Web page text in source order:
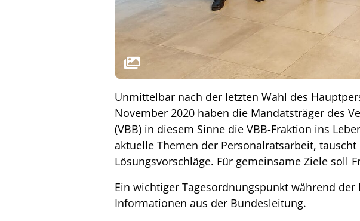
Unmittelbar nach der letzten Wahl des
November 2020 haben die Mandatsträger des
(VBB) in diesem Sinne die VBB-Fraktion ins
aktuelle Themen der Personalratsarbeit,
Lösungsvorschläge. Für gemeinsame Ziele soll
Ein wichtiger Tagesordnungspunkt während
Informationen aus der Bundesleitung.